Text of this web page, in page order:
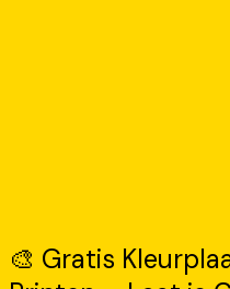
🎨 Gratis